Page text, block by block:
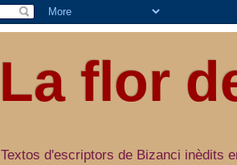
La flor
Textos d'escriptors de Bizanci inèdits